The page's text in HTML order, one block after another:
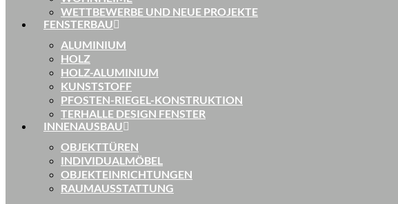
WETTBEWERBE UND NEUE PROJEKTE
FENSTERBAU
ALUMINIUM
HOLZ
HOLZ-ALUMINIUM
KUNSTSTOFF
PFOSTEN-RIEGEL-KONSTRUKTION
TERHALLE DESIGN FENSTER
INNENAUSBAU
OBJEKTTÜREN
INDIVIDUALMÖBEL
OBJEKTEINRICHTUNGEN
RAUMAUSSTATTUNG